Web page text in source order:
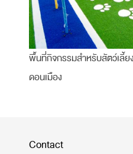
พื้นที่กิจกรรมสำหรับสัตว์เลี้ย
ดอนเมือง
Contact